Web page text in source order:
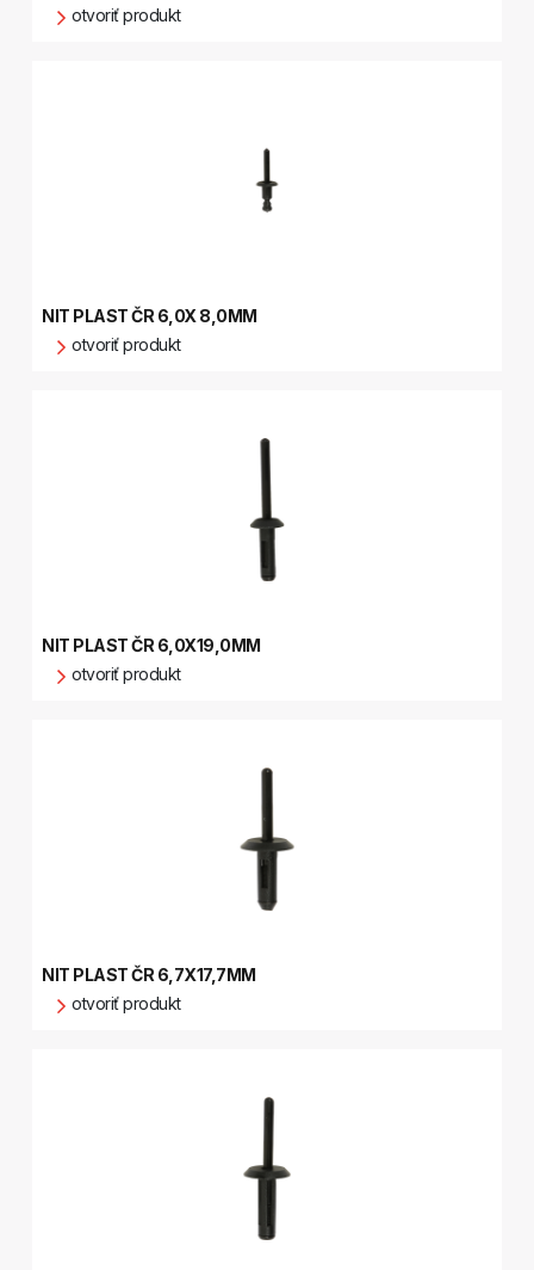
otvoriť produkt
NIT PLAST ČR 6,0X 8,0MM
otvoriť produkt
NIT PLAST ČR 6,0X19,0MM
otvoriť produkt
NIT PLAST ČR 6,7X17,7MM
otvoriť produkt